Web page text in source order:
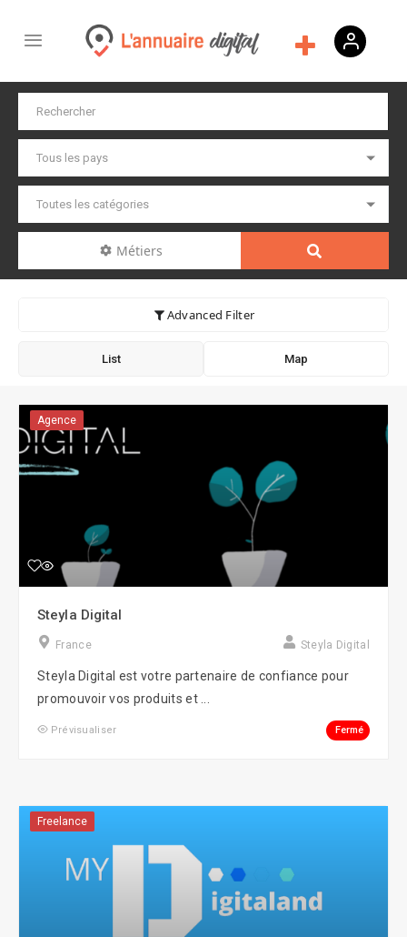
Métiers
Advanced Filter
List Map
Agence
Steyla Digital
France Steyla Digital
Steyla Digital est votre partenaire de confiance pour
promouvoir vos produits et ...
Prévisualiser Fermé
Freelance